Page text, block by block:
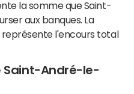
la somme que Saint-
aux banques. La
l'encours total
Saint-André-le-